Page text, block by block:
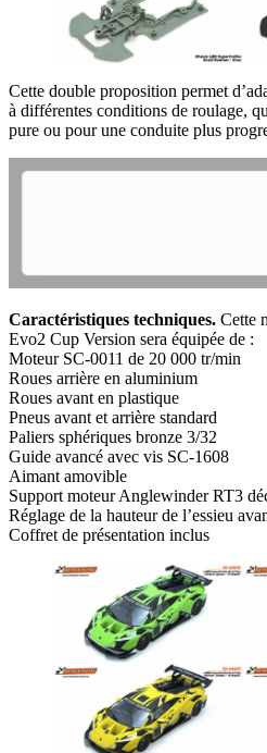
Cette double proposition permet
à différentes conditions de roulage,
pure ou pour une conduite plus
Caractéristiques techniques. Cette
Evo2 Cup Version sera équipée de :
Moteur SC-0011 de 20 000 tr/min
Roues arrière en aluminium
Roues avant en plastique
Pneus avant et arrière standard
Paliers sphériques bronze 3/32
Guide avancé avec vis SC-1608
Aimant amovible
Support moteur Anglewinder RT3
Réglage de la hauteur de l’essieu
Coffret de présentation inclus